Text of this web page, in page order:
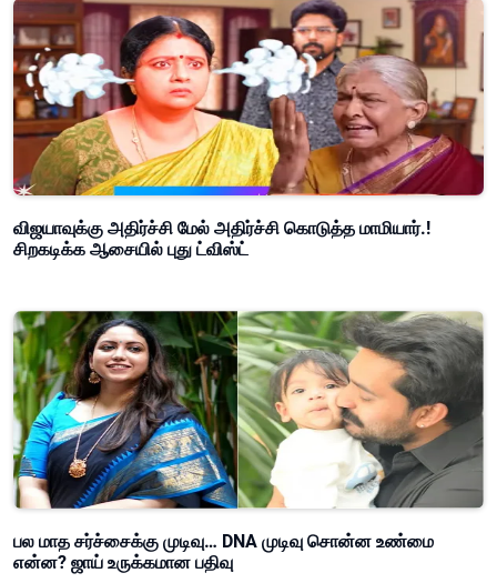
விஜயாவுக்கு அதிர்ச்சி மேல் அதிர்ச்சி கொடுத்த மாமியார்.!
சிறகடிக்க ஆசையில் புது ட்விஸ்ட்
பல மாத சர்ச்சைக்கு முடிவு… DNA முடிவு சொன்ன உண்மை
என்ன? ஜாய் உருக்கமான பதிவு